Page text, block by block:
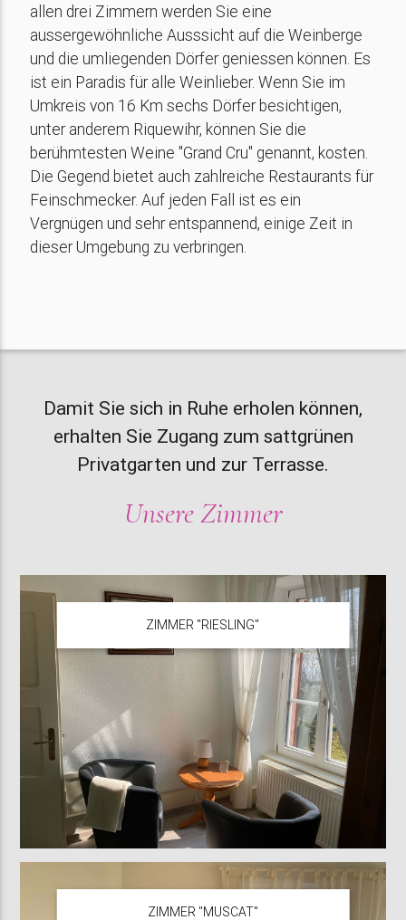
allen drei Zimmern werden Sie eine
aussergewöhnliche Ausssicht auf die Weinberge
und die umliegenden Dörfer geniessen können. Es
ist ein Paradis für alle Weinlieber. Wenn Sie im
Umkreis von 16 Km sechs Dörfer besichtigen,
unter anderem Riquewihr, können Sie die
berühmtesten Weine "Grand Cru" genannt, kosten.
Die Gegend bietet auch zahlreiche Restaurants für
Feinschmecker. Auf jeden Fall ist es ein
Vergnügen und sehr entspannend, einige Zeit in
dieser Umgebung zu verbringen.
Damit Sie sich in Ruhe erholen können,
erhalten Sie Zugang zum sattgrünen
Privatgarten und zur Terrasse.
Unsere Zimmer
ZIMMER "RIESLING"
ZIMMER "MUSCAT"